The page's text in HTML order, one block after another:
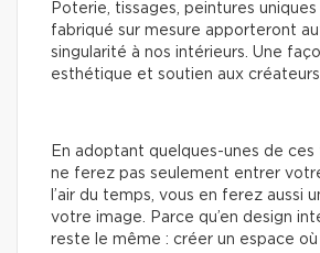
Poterie, tissages, peintures
fabriqué sur mesure apporteront
singularité à nos intérieurs. Une
esthétique et soutien aux
En adoptant quelques-unes de ces
ne ferez pas seulement entrer
l’air du temps, vous en ferez aussi
votre image. Parce qu’en design
reste le même : créer un espace où